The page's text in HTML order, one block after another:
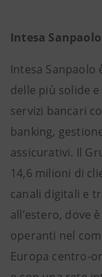
Intesa Sanpaolo
Intesa Sanpaolo
delle più solide
servizi bancari
banking,
assicurativi. Il
14,6 milioni di
canali digitali e
all’estero, dove
operanti nel
Europa centro-